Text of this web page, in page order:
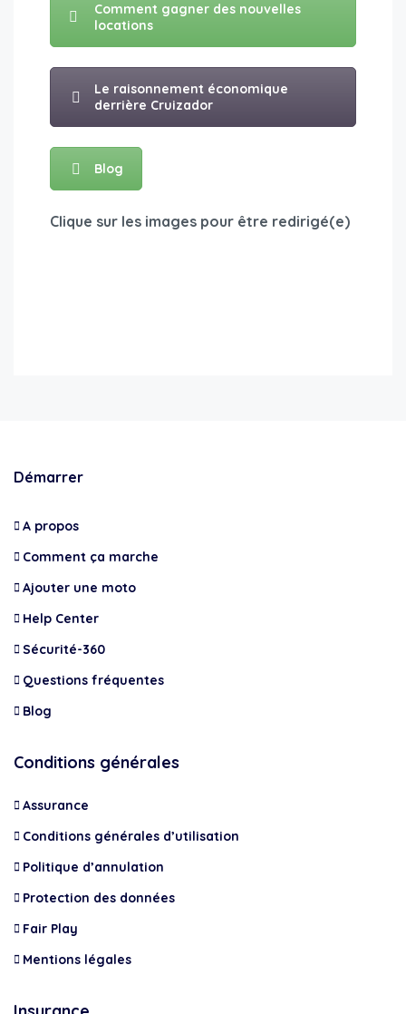
Comment gagner des nouvelles
locations
Le raisonnement économique
derrière Cruizador
Blog
Clique sur les images pour être redirigé(e)
Démarrer
A propos
Comment ça marche
Ajouter une moto
Help Center
Sécurité-360
Questions fréquentes
Blog
Conditions générales
Assurance
Conditions générales d’utilisation
Politique d’annulation
Protection des données
Fair Play
Mentions légales